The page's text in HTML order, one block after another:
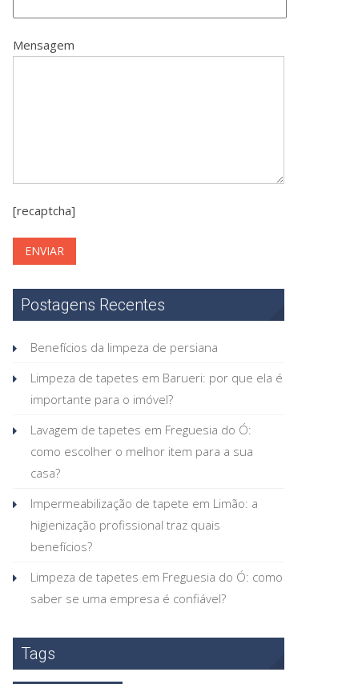
Mensagem
[recaptcha]
Postagens Recentes
Benefícios da limpeza de persiana
Limpeza de tapetes em Barueri: por que ela é
importante para o imóvel?
Lavagem de tapetes em Freguesia do Ó:
como escolher o melhor item para a sua
casa?
Impermeabilização de tapete em Limão: a
higienização profissional traz quais
benefícios?
Limpeza de tapetes em Freguesia do Ó: como
saber se uma empresa é confiável?
Tags